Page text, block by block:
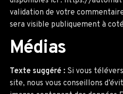
validation de votre
sera visible publiquement à
Médias
Texte suggéré : Si vous
site, nous vous conseillons